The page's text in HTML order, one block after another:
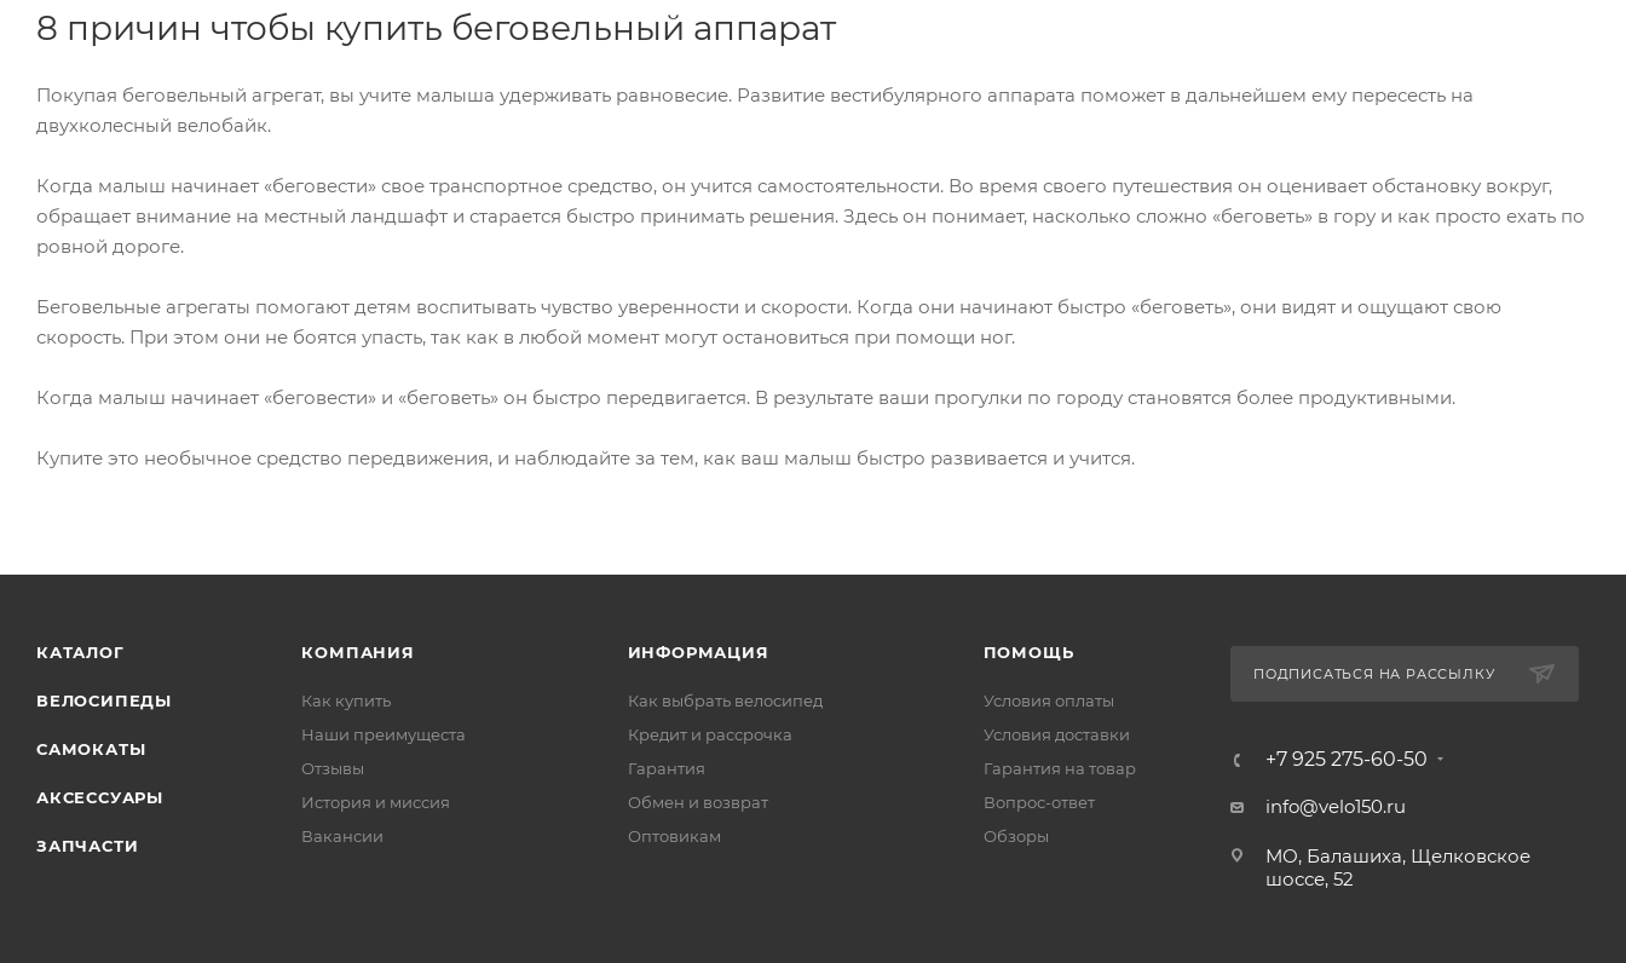
8 причин чтобы купить беговельный аппарат
Покупая беговельный агрегат, вы учите малыша удерживать равновесие. Развитие вестибулярного аппарата поможет в дальнейшем ему пересесть на
двухколесный велобайк.
Когда малыш начинает «беговести» свое транспортное средство, он учится самостоятельности. Во время своего путешествия он оценивает обстановку вокруг,
обращает внимание на местный ландшафт и старается быстро принимать решения. Здесь он понимает, насколько сложно «беговеть» в гору и как просто ехать по
ровной дороге.
Беговельные агрегаты помогают детям воспитывать чувство уверенности и скорости. Когда они начинают быстро «беговеть», они видят и ощущают свою
скорость. При этом они не боятся упасть, так как в любой момент могут остановиться при помощи ног.
Когда малыш начинает «беговести» и «беговеть» он быстро передвигается. В результате ваши прогулки по городу становятся более продуктивными.
Купите это необычное средство передвижения, и наблюдайте за тем, как ваш малыш быстро развивается и учится.
КАТАЛОГ
ВЕЛОСИПЕДЫ
САМОКАТЫ
АКСЕССУАРЫ
ЗАПЧАСТИ
КОМПАНИЯ
Как купить
Наши преимущеста
Отзывы
История и миссия
Вакансии
ИНФОРМАЦИЯ
Как выбрать велосипед
Кредит и рассрочка
Гарантия
Обмен и возврат
Оптовикам
ПОМОЩЬ
Условия оплаты
Условия доставки
Гарантия на товар
Вопрос-ответ
Обзоры
ПОДПИСАТЬСЯ НА РАССЫЛКУ
+7 925 275-60-50
info@velo150.ru
МО, Балашиха, Щелковское
шоссе, 52